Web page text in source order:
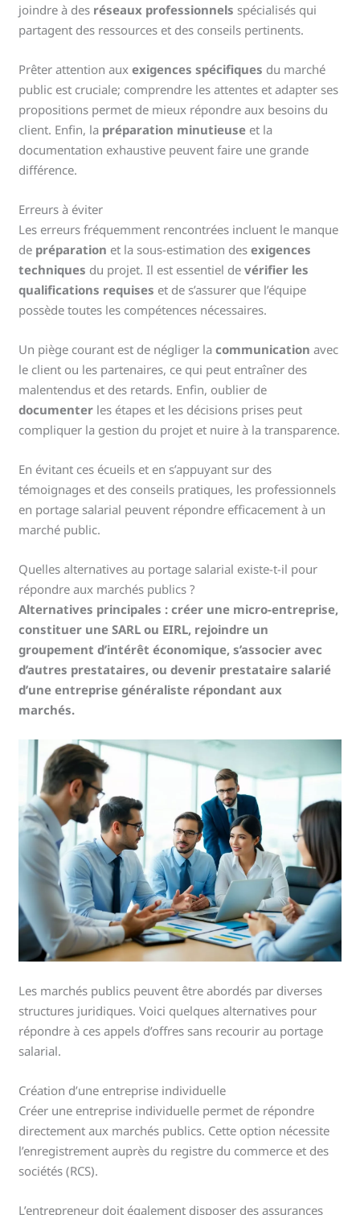
joindre à des réseaux professionnels spécialisés qui
partagent des ressources et des conseils pertinents.
Prêter attention auxexigences spécifiques du marché
public est cruciale; comprendre les attentes et adapter ses
propositions permet de mieux répondre aux besoins du
client. Enfin, la préparation minutieuse et la
documentation exhaustive peuvent faire une grande
différence.
Erreurs à éviter
Les erreurs fréquemment rencontrées incluent le manque
de préparation et la sous-estimation desexigences
techniques du projet. Il est essentiel devérifier les
qualifications requises et de s’assurer que l’équipe
possède toutes les compétences nécessaires.
Un piège courant est de négliger lacommunication avec
le client ou les partenaires, ce qui peut entraîner des
malentendus et des retards. Enfin, oublier de
documenter les étapes et les décisions prises peut
compliquer la gestion du projet et nuire à la transparence.
En évitant ces écueils et en s’appuyant sur des
témoignages et des conseils pratiques, les professionnels
en portage salarial peuvent répondre efficacement à un
marché public.
Quelles alternatives au portage salarial existe-t-il pour
répondre aux marchés publics ?
Alternatives principales : créer une micro-entreprise,
constituer une SARL ou EIRL, rejoindre un
groupement d’intérêt économique, s’associer avec
d’autres prestataires, ou devenir prestataire salarié
d’une entreprise généraliste répondant aux
marchés.
Les marchés publics peuvent être abordés par diverses
structures juridiques. Voici quelques alternatives pour
répondre à ces appels d’offres sans recourir au portage
salarial.
Création d’une entreprise individuelle
Créer une entreprise individuelle permet de répondre
directement aux marchés publics. Cette option nécessite
l’enregistrement auprès du registre du commerce et des
sociétés (RCS).
L’entrepreneur doit également disposer des assurances